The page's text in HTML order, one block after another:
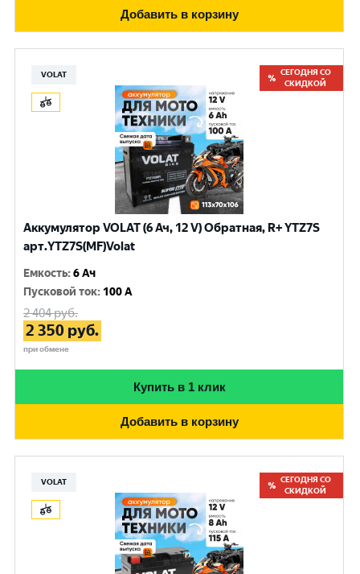
Добавить в корзину
VOLAT
СЕГОДНЯ СО
СКИДКОЙ
Аккумулятор VOLAT (6 Ач, 12 V) Обратная, R+ YTZ7S
арт.YTZ7S(MF)Volat
Емкость:6 Ач
Пусковой ток: 100 A
2 404руб.
2 350 руб.
при обмене
Купить в 1 клик
Добавить в корзину
VOLAT
СЕГОДНЯ СО
СКИДКОЙ